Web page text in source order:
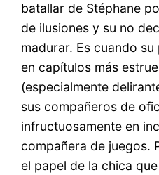
batallar de Stéphane
de ilusiones y su no
madurar. Es cuando
en capítulos más
(especialmente
sus compañeros de
infructuosamente en
compañera de juegos.
el papel de la chica